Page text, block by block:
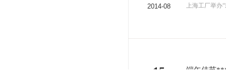
2014-08 上海工厂举办
15 端午佳节